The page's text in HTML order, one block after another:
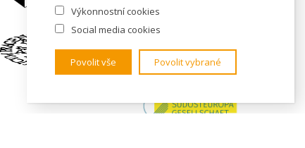
Výkonnostní cookies
Social media cookies
Povolit vše Povolit vybrané